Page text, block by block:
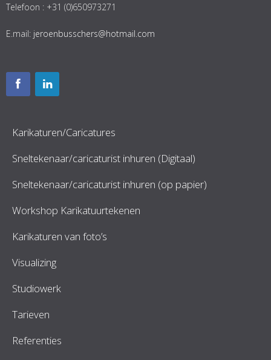
Telefoon : +31 (0)650973271
E.mail: jeroenbusschers@hotmail.com
Karikaturen/Caricatures
Sneltekenaar/caricaturist inhuren (Digitaal)
Sneltekenaar/caricaturist inhuren (op papier)
Workshop Karikatuurtekenen
Karikaturen van foto’s
Visualizing
Studiowerk
Tarieven
Referenties